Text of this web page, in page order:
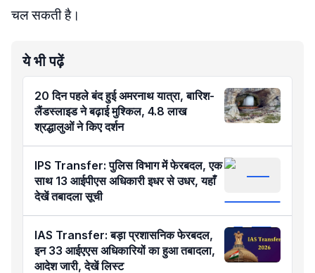
चल सकती है।
ये भी पढ़ें
20 दिन पहले बंद हुई अमरनाथ यात्रा, बारिश-
लैंडस्लाइड ने बढ़ाई मुश्किल, 4.8 लाख
श्रद्धालुओं ने किए दर्शन
IPS Transfer: पुलिस विभाग में फेरबदल, एक
साथ 13 आईपीएस अधिकारी इधर से उधर, यहाँ
देखें तबादला सूची
IAS Transfer: बड़ा प्रशासनिक फेरबदल,
इन 33 आईएएस अधिकारियों का हुआ तबादला,
आदेश जारी, देखें लिस्ट